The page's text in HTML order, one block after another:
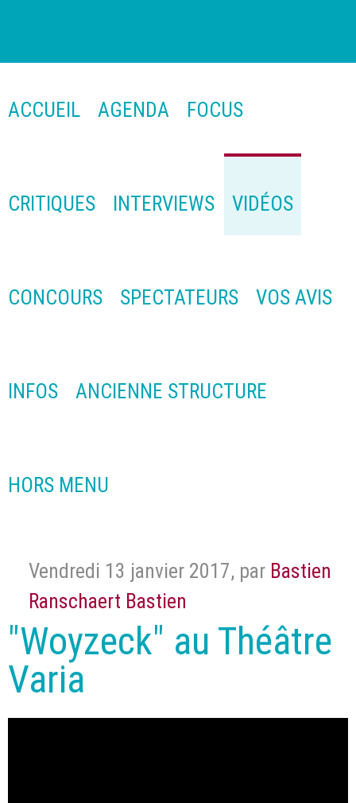
ACCUEIL AGENDA FOCUS
CRITIQUES INTERVIEWS VIDÉOS
CONCOURS SPECTATEURS VOS AVIS
INFOS ANCIENNE STRUCTURE
HORS MENU
Vendredi 13 janvier 2017, par Bastien
Ranschaert Bastien
"Woyzeck" au Théâtre
Varia